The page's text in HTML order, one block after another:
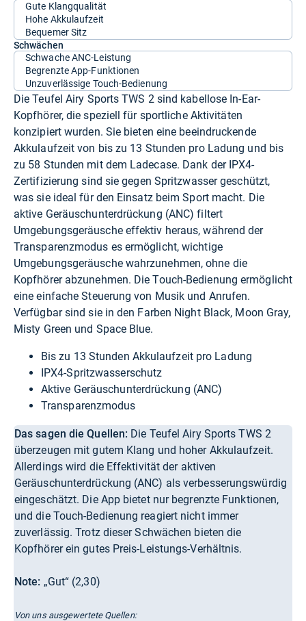
Gute Klangqualität
Hohe Akkulaufzeit
Bequemer Sitz
Schwächen
Schwache ANC-Leistung
Begrenzte App-Funktionen
Unzuverlässige Touch-Bedienung
Die Teufel Airy Sports TWS 2 sind kabellose In-Ear-
Kopfhörer, die speziell für sportliche Aktivitäten
konzipiert wurden. Sie bieten eine beeindruckende
Akkulaufzeit von bis zu 13 Stunden pro Ladung und bis
zu 58 Stunden mit dem Ladecase. Dank der IPX4-
Zertifizierung sind sie gegen Spritzwasser geschützt,
was sie ideal für den Einsatz beim Sport macht. Die
aktive Geräuschunterdrückung (ANC) filtert
Umgebungsgeräusche effektiv heraus, während der
Transparenzmodus es ermöglicht, wichtige
Umgebungsgeräusche wahrzunehmen, ohne die
Kopfhörer abzunehmen. Die Touch-Bedienung ermöglicht
eine einfache Steuerung von Musik und Anrufen.
Verfügbar sind sie in den Farben Night Black, Moon Gray,
Misty Green und Space Blue.
Bis zu 13 Stunden Akkulaufzeit pro Ladung
IPX4-Spritzwasserschutz
Aktive Geräuschunterdrückung (ANC)
Transparenzmodus
Das sagen die Quellen: Die Teufel Airy Sports TWS 2
überzeugen mit gutem Klang und hoher Akkulaufzeit.
Allerdings wird die Effektivität der aktiven
Geräuschunterdrückung (ANC) als verbesserungswürdig
eingeschätzt. Die App bietet nur begrenzte Funktionen,
und die Touch-Bedienung reagiert nicht immer
zuverlässig. Trotz dieser Schwächen bieten die
Kopfhörer ein gutes Preis-Leistungs-Verhältnis.
Note: „Gut“ (2,30)
Von uns ausgewertete Quellen: